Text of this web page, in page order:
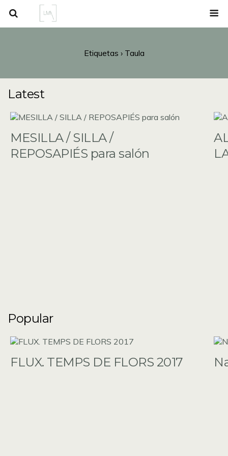
Etiquetas › Taula
Latest
MESILLA / SILLA /
REPOSAPIÉS para salón
Popular
FLUX. TEMPS DE FLORS 2017